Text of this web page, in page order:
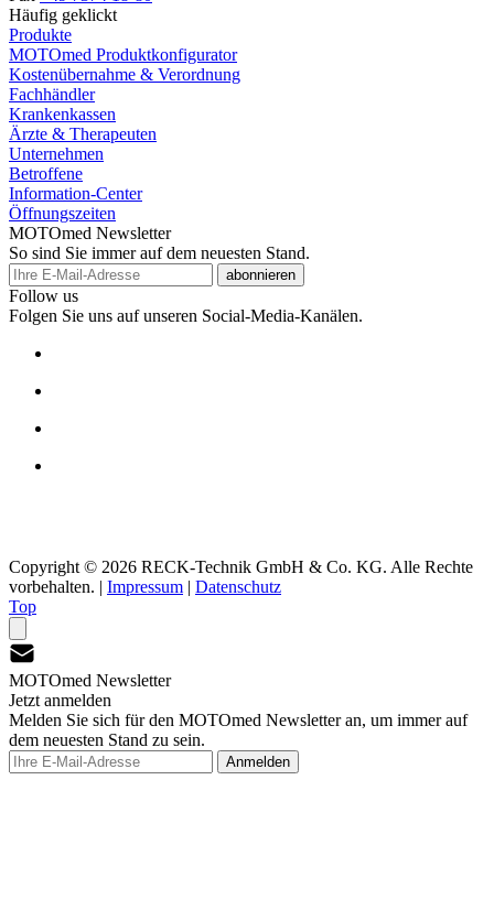
Häufig geklickt
Produkte
MOTOmed Produktkonfigurator
Kostenübernahme & Verordnung
Fachhändler
Krankenkassen
Ärzte & Therapeuten
Unternehmen
Betroffene
Information-Center
Öffnungszeiten
MOTOmed Newsletter
So sind Sie immer auf dem neuesten Stand.
abonnieren
Follow us
Folgen Sie uns auf unseren Social-Media-Kanälen.
Copyright © 2026 RECK-Technik GmbH & Co. KG. Alle Rechte
vorbehalten. | Impressum | Datenschutz
Top
MOTOmed Newsletter
Jetzt anmelden
Melden Sie sich für den MOTOmed Newsletter an, um immer auf
dem neuesten Stand zu sein.
Anmelden